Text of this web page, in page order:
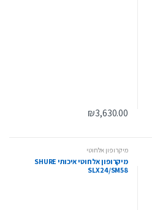
₪3,630.00
מיקרופון אלחוטי
מיקרופון אלחוטי איכותי SHURE
SLX24/SM58